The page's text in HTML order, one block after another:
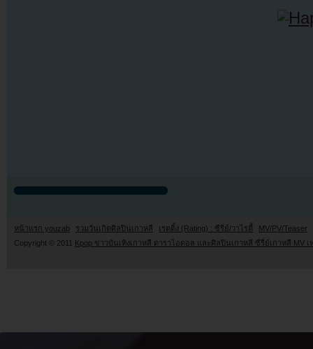
หน้าแรก youzab รวมวันเกิดศิลปินเกาหลี เรตติ้ง (Rating) : ซีรี่ย์/วาไรตี้
MV/PV/Teaser
Copyright © 2011 Kpop ข่าวบันเทิงเกาหลี ดาราไอดอล และศิลปินเกาหลี ซีรี่ย์เกาหลี MV